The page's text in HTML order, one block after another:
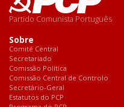
Partido Comunista Português
Sobre
Comité Central
Secretariado
Comissão Política
Comissão Central de Controlo
Secretário-Geral
Estatutos do PCP